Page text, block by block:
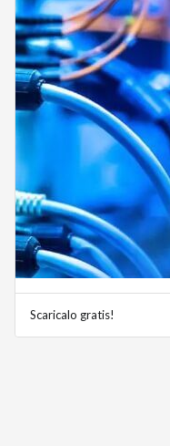
Scaricalo gratis!